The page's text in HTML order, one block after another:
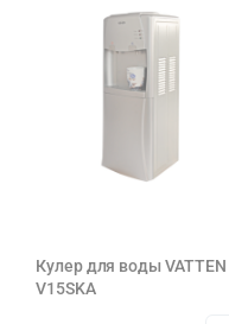
Кулер для воды VATTEN
V15SKA